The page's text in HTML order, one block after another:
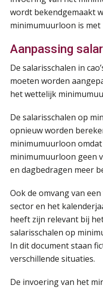
wordt bekendgemaakt
minimumuurloon is met
Aanpassing
De salarisschalen in
moeten worden
het wettelijk
De salarisschalen op
opnieuw worden
minimumuurloon
minimumuurloon geen
en dagbedragen meer
Ook de omvang van
sector en het
heeft zijn relevant bij
salarisschalen op
In dit document staan
verschillende situaties.
De invoering van het